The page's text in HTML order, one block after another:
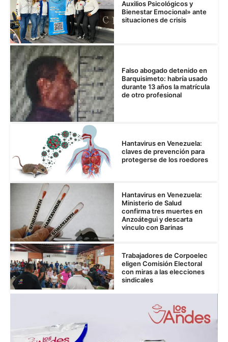
Auxilios Psicológicos y
Bienestar Emocional» ante
situaciones de crisis
Falso abogado detenido en
Barquisimeto: habría usado
durante 13 años la matrícula
de otro profesional
Hantavirus en Venezuela:
claves de prevención para
protegerse de los roedores
Hantavirus en Venezuela:
Ministerio de Salud
confirma tres muertes en
Anzoátegui y descarta
vínculo con Barinas
Trabajadores de Corpoelec
eligen Comisión Electoral
con miras a las elecciones
sindicales